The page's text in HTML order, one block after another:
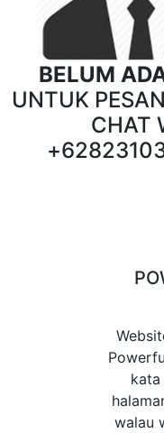
BELUM
UNTUK
CHAT
walau